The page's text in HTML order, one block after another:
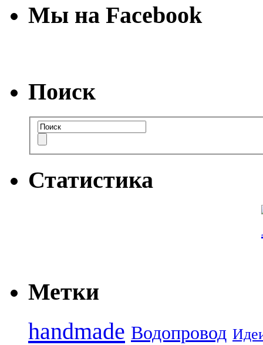
Мы на Facebook
Поиск
Статистика
Метки
handmade Водопровод